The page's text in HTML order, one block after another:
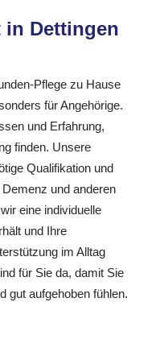
in Dettingen
Pflege zu Hause
für Angehörige.
und Erfahrung,
finden. Unsere
Qualifikation und
und anderen
eine individuelle
und Ihre
im Alltag
für Sie da, damit Sie
gut aufgehoben fühlen.